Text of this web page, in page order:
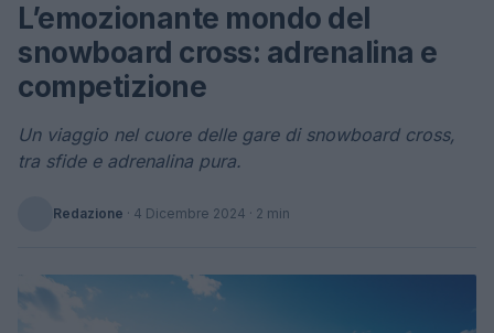
L’emozionante mondo del
snowboard cross: adrenalina e
competizione
Un viaggio nel cuore delle gare di snowboard cross,
tra sfide e adrenalina pura.
Redazione · 4 Dicembre 2024 · 2 min